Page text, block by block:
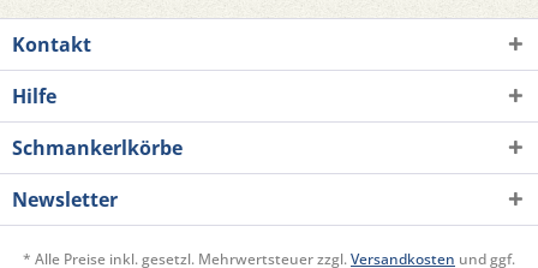
Kontakt
Hilfe
Schmankerlkörbe
Newsletter
* Alle Preise inkl. gesetzl. Mehrwertsteuer zzgl.Versandkosten und ggf.